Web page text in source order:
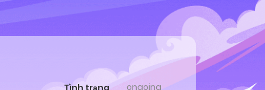
Tình trạng ongoing